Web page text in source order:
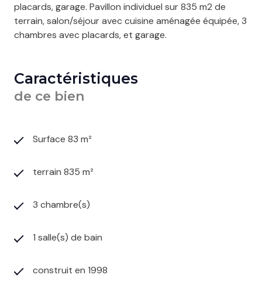
placards, garage. Pavillon individuel sur 835 m2 de
terrain, salon/séjour avec cuisine aménagée équipée, 3
chambres avec placards, et garage.
Caractéristiques
de ce bien
Surface 83 m²
terrain 835 m²
3 chambre(s)
1 salle(s) de bain
construit en 1998